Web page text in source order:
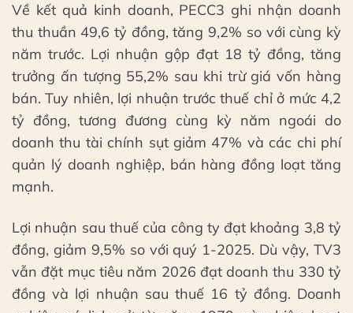
Về kết quả kinh doanh, PECC3 ghi nhận doanh
thu thuần 49,6 tỷ đồng, tăng 9,2% so với cùng kỳ
năm trước. Lợi nhuận gộp đạt 18 tỷ đồng, tăng
trưởng ấn tượng 55,2% sau khi trừ giá vốn hàng
bán. Tuy nhiên, lợi nhuận trước thuế chỉ ở mức 4,2
tỷ đồng, tương đương cùng kỳ năm ngoái do
doanh thu tài chính sụt giảm 47% và các chi phí
quản lý doanh nghiệp, bán hàng đồng loạt tăng
mạnh.
Lợi nhuận sau thuế của công ty đạt khoảng 3,8 tỷ
đồng, giảm 9,5% so với quý 1-2025. Dù vậy, TV3
vẫn đặt mục tiêu năm 2026 đạt doanh thu 330 tỷ
đồng và lợi nhuận sau thuế 16 tỷ đồng. Doanh